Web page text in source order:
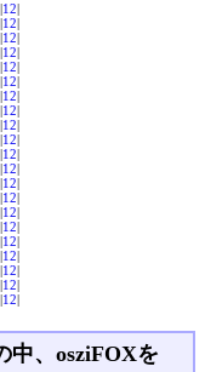
|12|
|12|
|12|
|12|
|12|
|12|
|12|
|12|
|12|
|12|
|12|
|12|
|12|
|12|
|12|
|12|
|12|
|12|
|12|
|12|
|12|
中、osziFOXを